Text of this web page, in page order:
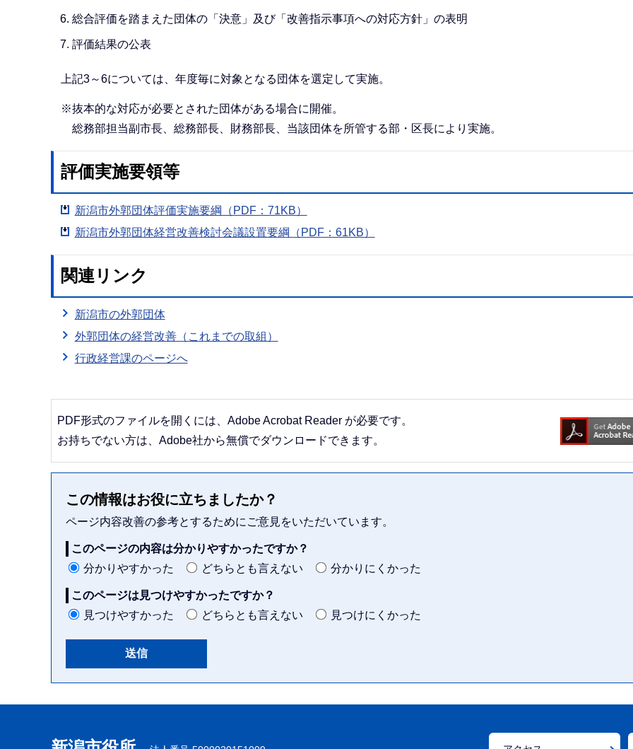
総合評価を踏まえた団体の「決意」及び「改善指示事項への対応方針」の表明
評価結果の公表
上記3～6については、年度毎に対象となる団体を選定して実施。
※抜本的な対応が必要とされた団体がある場合に開催。
総務部担当副市長、総務部長、財務部長、当該団体を所管する部・区長により実施。
評価実施要領等
新潟市外郭団体評価実施要綱（PDF：71KB）
新潟市外郭団体経営改善検討会議設置要綱（PDF：61KB）
関連リンク
新潟市の外郭団体
外郭団体の経営改善（これまでの取組）
行政経営課のページへ
PDF形式のファイルを開くには、Adobe Acrobat Reader が必要です。
お持ちでない方は、Adobe社から無償でダウンロードできます。
この情報はお役に立ちましたか？
ページ内容改善の参考とするためにご意見をいただいています。
このページの内容は分かりやすかったですか？
分かりやすかった
どちらとも言えない 分かりにくかった
このページは見つけやすかったですか？
見つけやすかった
どちらとも言えない 見つけにくかった